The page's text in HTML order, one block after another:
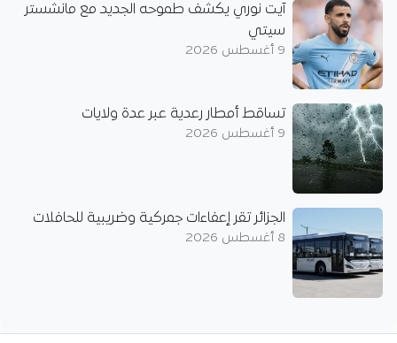
آيت نوري يكشف طموحه الجديد مع مانشستر
سيتي
9 أغسطس 2026
تساقط أمطار رعدية عبر عدة ولايات
9 أغسطس 2026
الجزائر تقر إعفاءات جمركية وضريبية للحافلات
8 أغسطس 2026